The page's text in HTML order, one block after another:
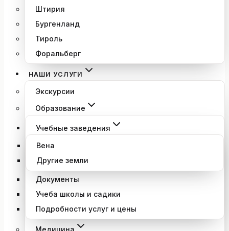
Штирия
Бургенланд
Тироль
Форальберг
НАШИ УСЛУГИ
Экскурсии
Образование
Учебные заведения
Вена
Другие земли
Документы
Учеба школы и садики
Подробности услуг и цены